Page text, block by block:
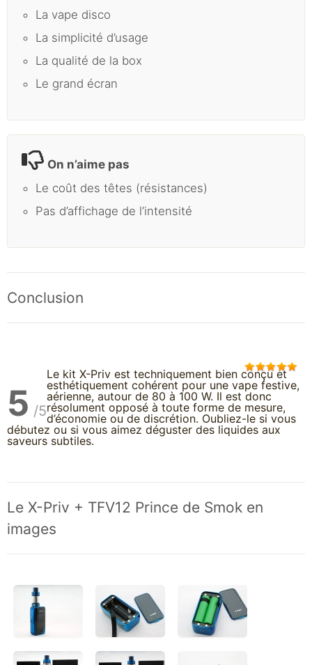
La vape disco
La simplicité d’usage
La qualité de la box
Le grand écran
On n’aime pas
Le coût des têtes (résistances)
Pas d’affichage de l’intensité
Conclusion
5 /5
Le kit X-Priv est techniquement bien conçu et
esthétiquement cohérent pour une vape festive,
aérienne, autour de 80 à 100 W. Il est donc
résolument opposé à toute forme de mesure,
d’économie ou de discrétion. Oubliez-le si vous
débutez ou si vous aimez déguster des liquides aux
saveurs subtiles.
Le X-Priv + TFV12 Prince de Smok en
images